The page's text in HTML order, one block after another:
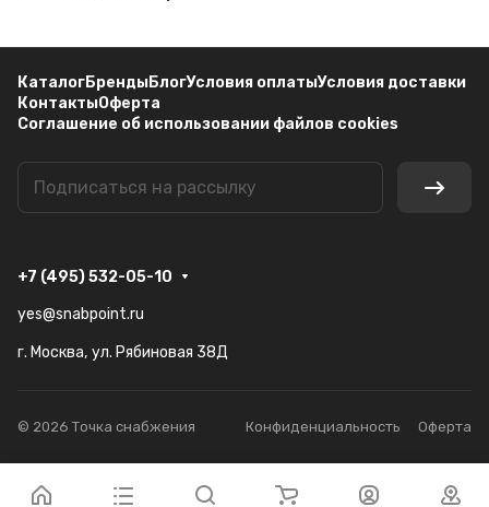
КаталогБрендыБлогУсловия оплатыУсловия доставки
КонтактыОферта
Соглашение об использовании файлов cookies
+7 (495) 532-05-10
yes@snabpoint.ru
г. Москва, ул. Рябиновая 38Д
© 2026 Точка снабжения Конфиденциальность Оферта